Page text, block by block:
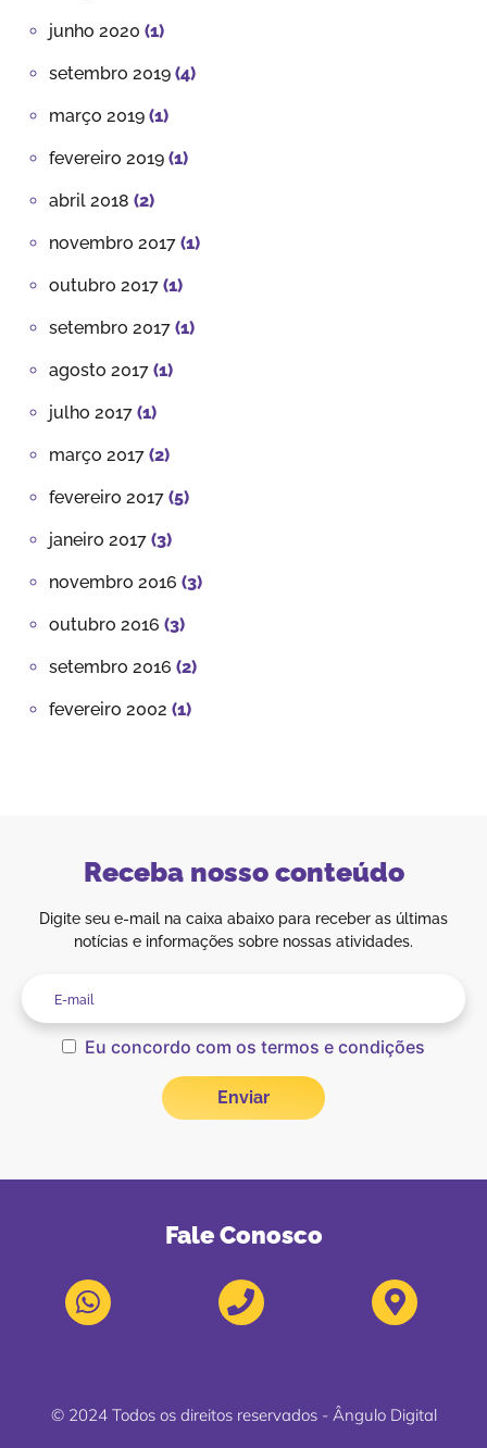
junho 2020 (1)
setembro 2019 (4)
março 2019 (1)
fevereiro 2019 (1)
abril 2018 (2)
novembro 2017 (1)
outubro 2017 (1)
setembro 2017 (1)
agosto 2017 (1)
julho 2017 (1)
março 2017 (2)
fevereiro 2017 (5)
janeiro 2017 (3)
novembro 2016 (3)
outubro 2016 (3)
setembro 2016 (2)
fevereiro 2002 (1)
Receba nosso conteúdo
Digite seu e-mail na caixa abaixo para receber as últimas
notícias e informações sobre nossas atividades.
Eu concordo com os termos e condições
Fale Conosco
© 2024 Todos os direitos reservados - Ângulo Digital